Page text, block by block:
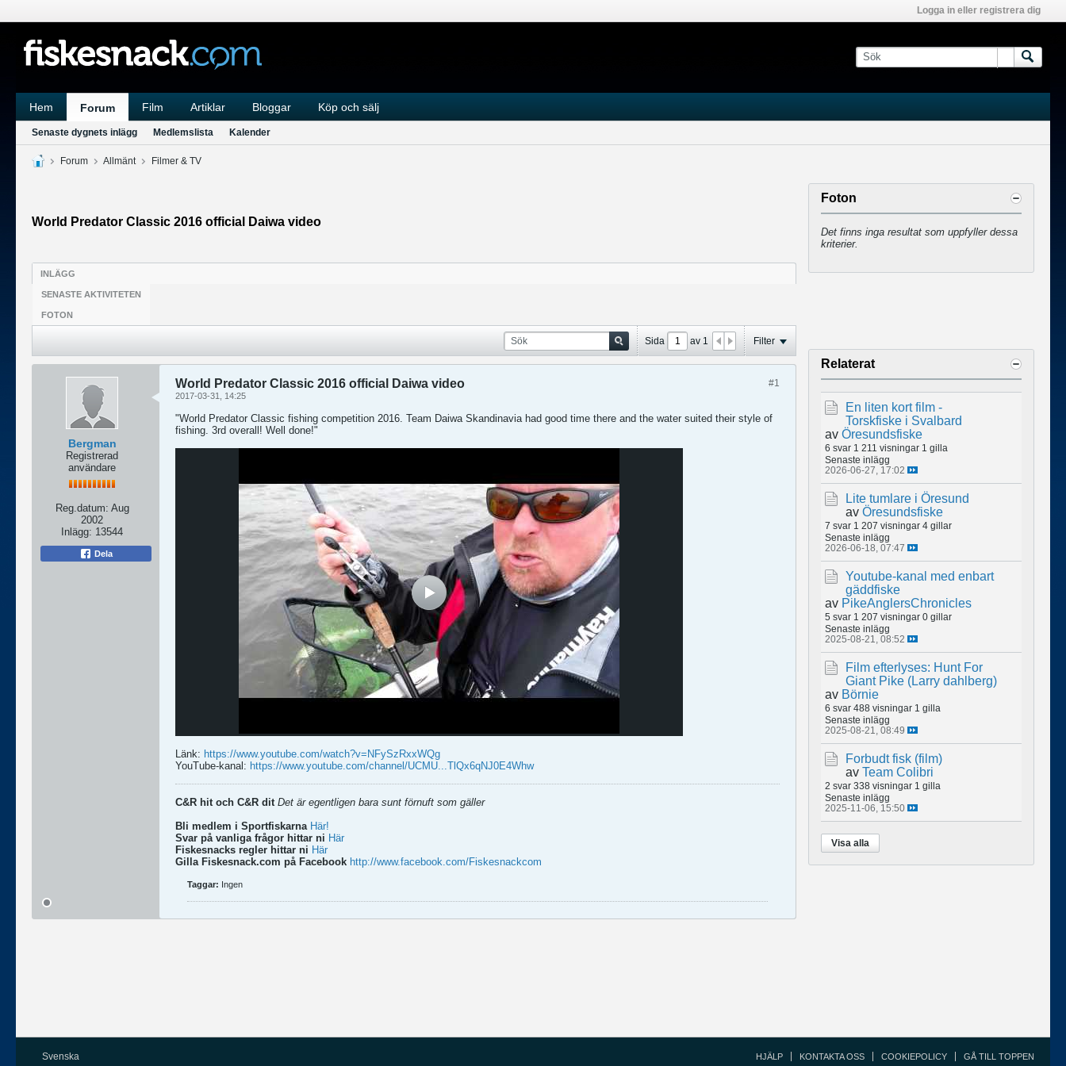
Logga in eller registrera dig
Hem Forum Film Artiklar Bloggar Köp och sälj
Senaste dygnets inlägg Medlemslista Kalender
Forum Allmänt Filmer & TV
World Predator Classic 2016 official Daiwa video
INLÄGG
SENASTE AKTIVITETEN
FOTON
Sida av 1 Filter
Bergman
Registrerad
användare
Reg.datum: Aug
2002
Inlägg: 13544
Dela
#1
World Predator Classic 2016 official Daiwa video
2017-03-31, 14:25
"World Predator Classic fishing competition 2016. Team Daiwa Skandinavia had good time there and the water suited their style of
fishing. 3rd overall! Well done!"
Länk: https://www.youtube.com/watch?v=NFySzRxxWQg
YouTube-kanal: https://www.youtube.com/channel/UCMU...TlQx6qNJ0E4Whw
C&R hit och C&R dit Det är egentligen bara sunt förnuft som gäller
Bli medlem i Sportfiskarna Här!
Svar på vanliga frågor hittar ni Här
Fiskesnacks regler hittar ni Här
Gilla Fiskesnack.com på Facebook http://www.facebook.com/Fiskesnackcom
Taggar: Ingen
Foton
Det finns inga resultat som uppfyller dessa
kriterier.
Relaterat
En liten kort film -
Torskfiske i Svalbard
av Öresundsfiske
6 svar 1 211 visningar 1 gilla
Senaste inlägg
2026-06-27, 17:02
Lite tumlare i Öresund
av Öresundsfiske
7 svar 1 207 visningar 4 gillar
Senaste inlägg
2026-06-18, 07:47
Youtube-kanal med enbart
gäddfiske
av PikeAnglersChronicles
5 svar 1 207 visningar 0 gillar
Senaste inlägg
2025-08-21, 08:52
Film efterlyses: Hunt For
Giant Pike (Larry dahlberg)
av Börnie
6 svar 488 visningar 1 gilla
Senaste inlägg
2025-08-21, 08:49
Forbudt fisk (film)
av Team Colibri
2 svar 338 visningar 1 gilla
Senaste inlägg
2025-11-06, 15:50
Visa alla
Svenska HJÄLP KONTAKTA OSS COOKIEPOLICY GÅ TILL TOPPEN